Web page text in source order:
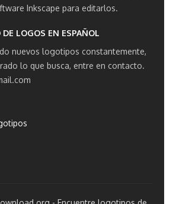
Inkscape para editarlos.
LOGOS EN ESPAÑOL
nuevos logotipos constantemente,
lo que busca, entre en contacto.